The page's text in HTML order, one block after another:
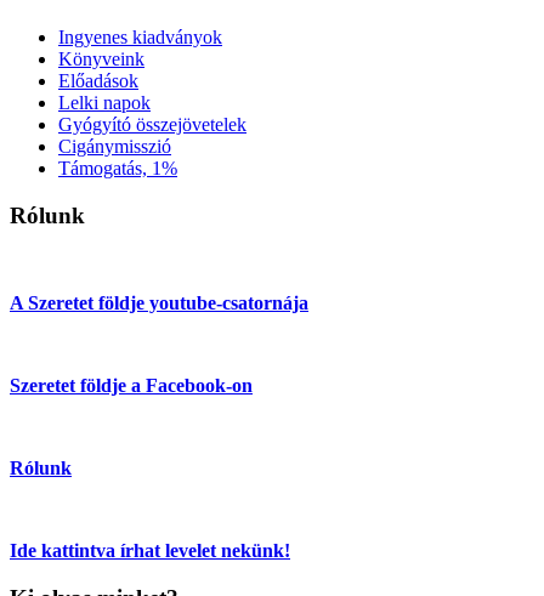
Ingyenes kiadványok
Könyveink
Előadások
Lelki napok
Gyógyító összejövetelek
Cigánymisszió
Támogatás, 1%
Rólunk
A Szeretet földje youtube-csatornája
Szeretet földje a Facebook-on
Rólunk
Ide kattintva írhat levelet nekünk!